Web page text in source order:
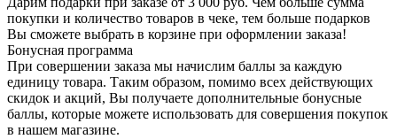
покупки и количество товаров в чеке, тем больше подарков
Вы сможете выбрать в корзине при оформлении заказа!
Бонусная программа
При совершении заказа мы начислим баллы за каждую
единицу товара. Таким образом, помимо всех действующих
скидок и акций, Вы получаете дополнительные бонусные
баллы, которые можете использовать для совершения покупок
в нашем магазине.